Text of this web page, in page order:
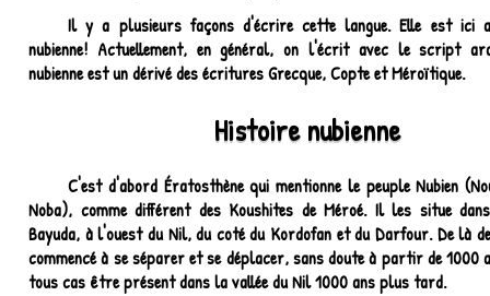
Il y a plusieurs façons d'écrire cette langue. Elle est ici
nubienne! Actuellement, en général, on l'écrit avec le script
nubienne est un dérivé des écritures Grecque, Copte et Méroïtique.
Histoire nubienne
C'est d'abord Ératosthène qui mentionne le peuple Nubien
Noba), comme différent des Koushites de Méroé. Il les situe
Bayuda, à l'ouest du Nil, du coté du Kordofan et du Darfour. De là
commencé à se séparer et se déplacer, sans doute à partir de 1000
tous cas être présent dans la vallée du Nil 1000 ans plus tard.